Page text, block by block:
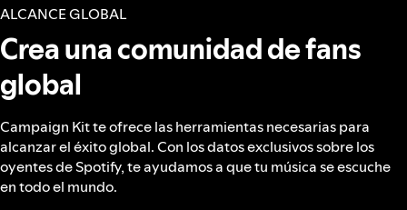
ALCANCE GLOBAL
Crea una comunidad de fans
global
Campaign Kit te ofrece las herramientas necesarias para
alcanzar el éxito global. Con los datos exclusivos sobre los
oyentes de Spotify, te ayudamos a que tu música se escuche
en todo el mundo.